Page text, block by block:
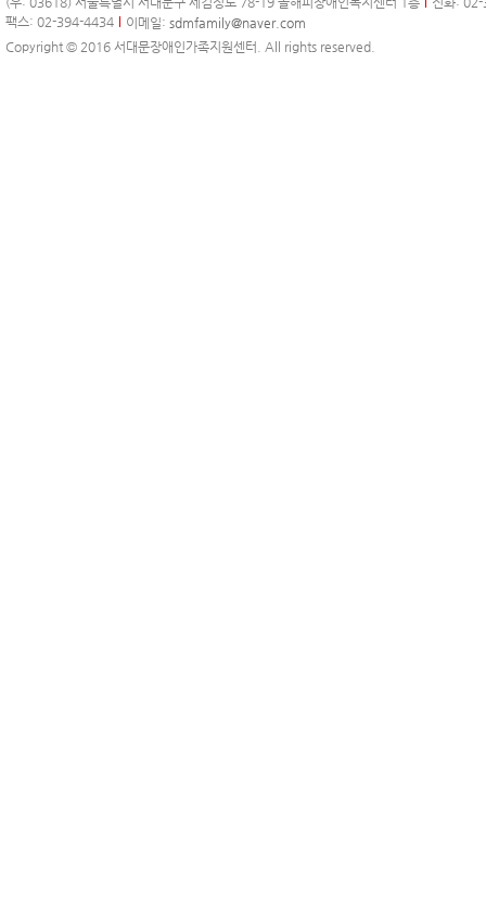
팩스: 02-394-4434
이메일: sdmfamily@naver.com
Copyright © 2016 서대문장애인가족지원센터. All rights reserved.